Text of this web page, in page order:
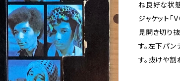
ね良好な状
ジャケット「
見開き切り
す。左下パ
す。抜けや割